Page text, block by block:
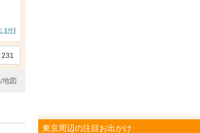
1件]
231
地図
東京周辺の注目お出かけ